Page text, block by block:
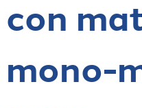
con
mono-